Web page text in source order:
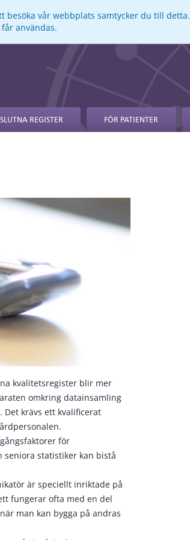
besöka vår webbplats samtycker du till detta.
användas.
REGISTER FÖR PATIENTER
kvalitetsregister blir mer
omkring datainsamling
krävs ett kvalificerat
för
seniora statistiker kan bistå
är speciellt inriktade på
fungerar ofta med en del
man kan bygga på andras